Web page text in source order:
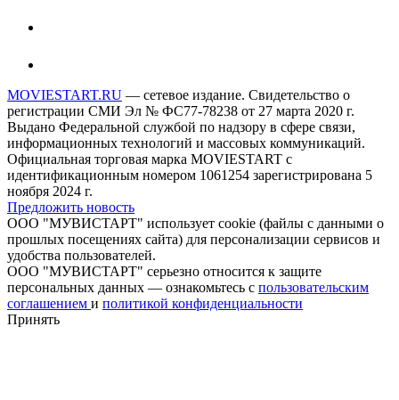
MOVIESTART.RU — сетевое издание. Свидетельство о
регистрации СМИ Эл № ФС77-78238 от 27 марта 2020 г.
Выдано Федеральной службой по надзору в сфере связи,
информационных технологий и массовых коммуникаций.
Официальная торговая марка MOVIESTART с
идентификационным номером 1061254 зарегистрирована 5
ноября 2024 г.
Предложить новость
ООО "МУВИСТАРТ" использует cookie (файлы с данными о
прошлых посещениях сайта) для персонализации сервисов и
удобства пользователей.
ООО "МУВИСТАРТ" серьезно относится к защите
персональных данных — ознакомьтесь с пользовательским
соглашением и политикой конфиденциальности
Принять